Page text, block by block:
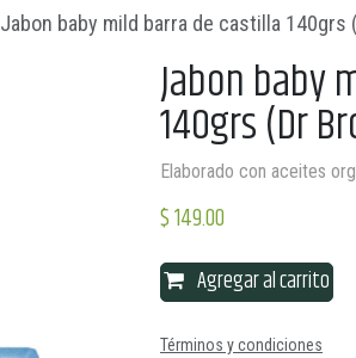
Jabon baby mild barra de castilla 140grs
Jabon baby
140grs (Dr
Elaborado con aceites
$149.00
Agregar al carrito
Términos y condiciones